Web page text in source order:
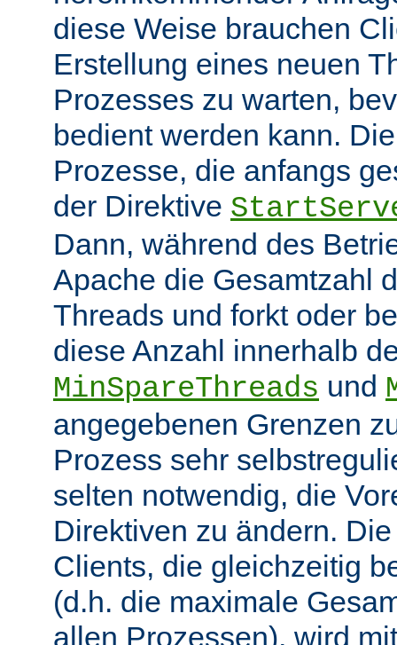
diese Weise brauchen
Erstellung eines neuen
Prozesses zu warten,
bedient werden kann.
Prozesse, die anfangs
der Direktive
Dann, während des
Apache die Gesamtzahl
Threads und forkt oder
diese Anzahl innerhalb
MinSpareThreads und
angegebenen Grenzen
Prozess sehr
selten notwendig, die
Direktiven zu ändern.
Clients, die gleichzeitig
(d.h. die maximale
allen Prozessen), wird